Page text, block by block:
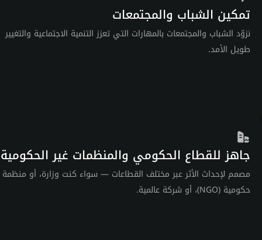
تمكين الشباب والمجتمعات
نزوّد الشباب والمجتمعات بالمهارات التي تعزز التنمية الاجتماعية والتغيير
طويل الأمد.
جاهز للقطاع الحكومي والمنظمات غير الحكومية
مصمم لإحداث الأثر عبر مختلف القطاعات — سواء كنت وزارة، أو منظمة
حكومية (NGO)، أو شركة عالمية.